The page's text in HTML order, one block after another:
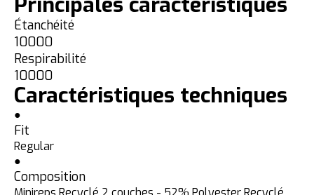
Étanchéité
10000
Respirabilité
10000
Caractéristiques techniques
●
Fit
Regular
●
Composition